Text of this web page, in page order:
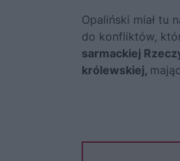
Opaliński miał tu
do konfliktów,
sarmackiej
królewskiej,